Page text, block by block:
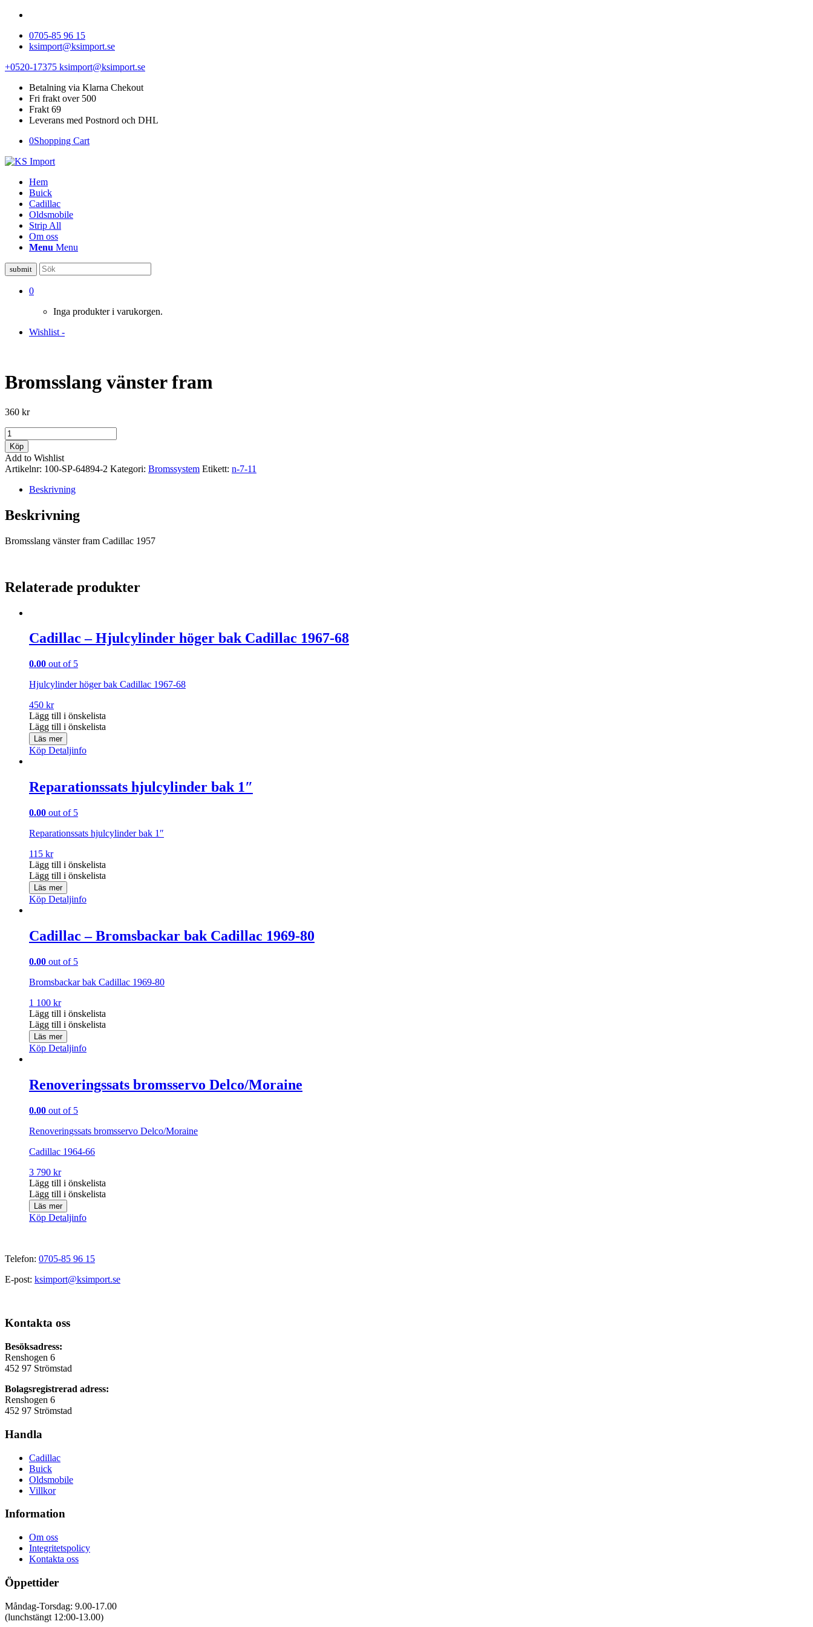
0705-85 96 15
ksimport@ksimport.se
+0520-17375 ksimport@ksimport.se
Betalning via Klarna Chekout
Fri frakt over 500
Frakt 69
Leverans med Postnord och DHL
0Shopping Cart
Hem
Buick
Cadillac
Oldsmobile
Strip All
Om oss
Menu Menu
0
Inga produkter i varukorgen.
Wishlist -
Bromsslang vänster fram
360 kr
Bromsslang
vänster
fram
mängd
Köp
Add to Wishlist
Artikelnr: 100-SP-64894-2 Kategori: Bromssystem Etikett: n-7-11
Beskrivning
Beskrivning
Bromsslang vänster fram Cadillac 1957
Relaterade produkter
Cadillac – Hjulcylinder höger bak Cadillac 1967-68
0.00 out of 5
Hjulcylinder höger bak Cadillac 1967-68
450 kr
Lägg till i önskelista
Lägg till i önskelista
Läs mer
Köp Detaljinfo
Reparationssats hjulcylinder bak 1″
0.00 out of 5
Reparationssats hjulcylinder bak 1″
115 kr
Lägg till i önskelista
Lägg till i önskelista
Läs mer
Köp Detaljinfo
Cadillac – Bromsbackar bak Cadillac 1969-80
0.00 out of 5
Bromsbackar bak Cadillac 1969-80
1 100 kr
Lägg till i önskelista
Lägg till i önskelista
Läs mer
Köp Detaljinfo
Renoveringssats bromsservo Delco/Moraine
0.00 out of 5
Renoveringssats bromsservo Delco/Moraine
Cadillac 1964-66
3 790 kr
Lägg till i önskelista
Lägg till i önskelista
Läs mer
Köp Detaljinfo
Telefon: 0705-85 96 15
E-post: ksimport@ksimport.se
Kontakta oss
Besöksadress:
Renshogen 6
452 97 Strömstad
Bolagsregistrerad adress:
Renshogen 6
452 97 Strömstad
Handla
Cadillac
Buick
Oldsmobile
Villkor
Information
Om oss
Integritetspolicy
Kontakta oss
Öppettider
Måndag-Torsdag: 9.00-17.00
(lunchstängt 12:00-13.00)